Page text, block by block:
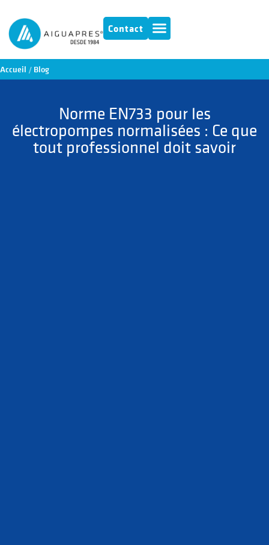
Contact
Accueil / Blog
Norme EN733 pour les
électropompes normalisées : Ce que
tout professionnel doit savoir